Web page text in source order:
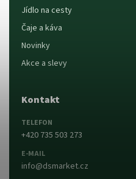
Jídlo na cesty
Čaje a káva
Novinky
Akce a slevy
Kontakt
TELEFON
+420 735 503 273
E-MAIL
info@dsmarket.cz